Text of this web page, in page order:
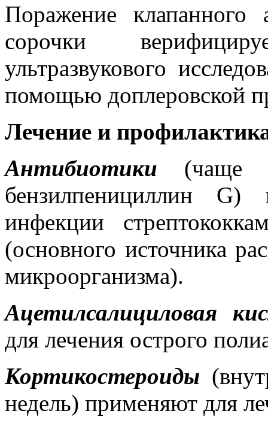
Поражение клапанного
сорочки
ультразвукового
помощью доплеровской
Лечение и
Антибиотики (чаще
бензилпенициллин G)
инфекции
(основного источника
микроорганизма).
Ацетилсалициловая
для лечения острого
Кортикостероиды
недель) применяют для